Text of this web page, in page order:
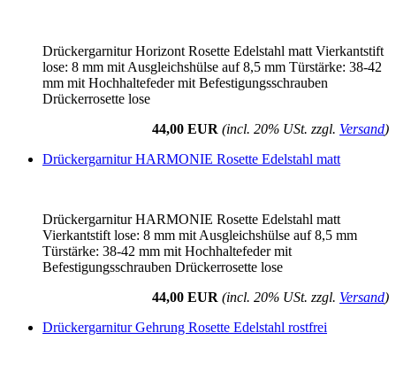
Drückergarnitur Horizont Rosette Edelstahl matt Vierkantstift
lose: 8 mm mit Ausgleichshülse auf 8,5 mm Türstärke: 38-42
mm mit Hochhaltefeder mit Befestigungsschrauben
Drückerrosette lose
44,00 EUR (incl. 20% USt. zzgl. Versand)
Drückergarnitur HARMONIE Rosette Edelstahl matt
Drückergarnitur HARMONIE Rosette Edelstahl matt
Vierkantstift lose: 8 mm mit Ausgleichshülse auf 8,5 mm
Türstärke: 38-42 mm mit Hochhaltefeder mit
Befestigungsschrauben Drückerrosette lose
44,00 EUR (incl. 20% USt. zzgl. Versand)
Drückergarnitur Gehrung Rosette Edelstahl rostfrei